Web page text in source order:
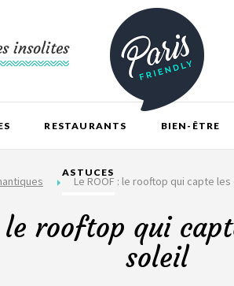
insolites
RESTAURANTS BIEN-ÊTRE
ASTUCES
Le ROOF : le rooftop qui capte
le rooftop qui
soleil